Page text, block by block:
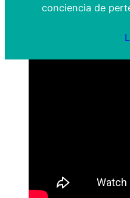
conciencia de